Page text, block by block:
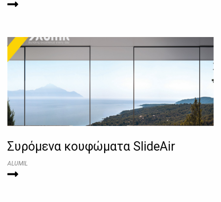
Συρόμενα κουφώματα SlideAir
ALUMIL